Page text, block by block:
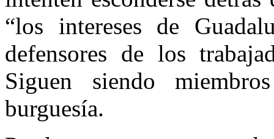
“los intereses de
defensores de los
Siguen siendo
burguesía.